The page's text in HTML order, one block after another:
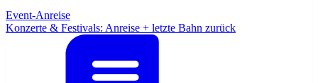
Event-Anreise
Konzerte & Festivals: Anreise + letzte Bahn zurück